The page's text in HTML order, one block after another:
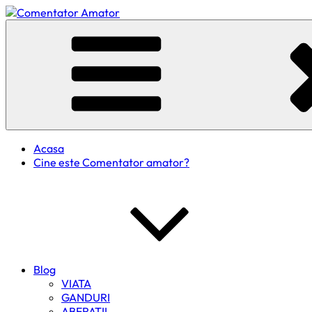
Skip
to
Comentator Amator
Acasa
Cine este Comentator amator?
Blog
VIATA
GANDURI